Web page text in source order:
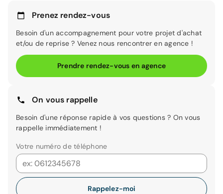
Prenez rendez-vous
Besoin d'un accompagnement pour votre projet d'achat
et/ou de reprise ? Venez nous rencontrer en agence !
Prendre rendez-vous en agence
On vous rappelle
Besoin d'une réponse rapide à vos questions ? On vous
rappelle immédiatement !
Votre numéro de téléphone
Rappelez-moi